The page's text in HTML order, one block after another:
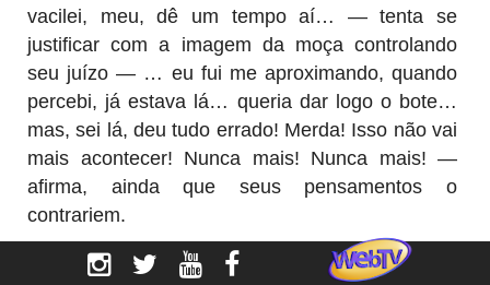
vacilei, meu, dê um tempo aí… — tenta se
justificar com a imagem da moça controlando
seu juízo — … eu fui me aproximando, quando
percebi, já estava lá… queria dar logo o bote…
mas, sei lá, deu tudo errado! Merda! Isso não vai
mais acontecer! Nunca mais! Nunca mais! —
afirma, ainda que seus pensamentos o
contrariem.
Mesmo desconfiado, Egídio abaixa a guarda,